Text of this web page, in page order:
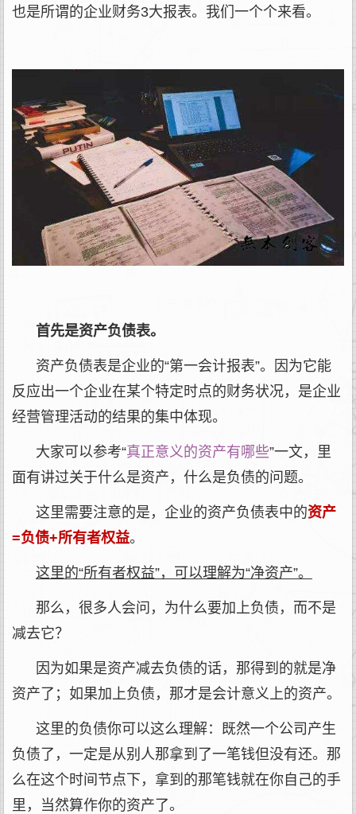
也是所谓的企业财务3大报表。我们一个个来看。
首先是资产负债表。
资产负债表是企业的“第一会计报表”。因为它能
反应出一个企业在某个特定时点的财务状况，是企业
经营管理活动的结果的集中体现。
大家可以参考“真正意义的资产有哪些”一文，里
面有讲过关于什么是资产，什么是负债的问题。
这里需要注意的是，企业的资产负债表中的资产
=负债+所有者权益。
这里的“所有者权益”，可以理解为“净资产”。
那么，很多人会问，为什么要加上负债，而不是
减去它？
因为如果是资产减去负债的话，那得到的就是净
资产了；如果加上负债，那才是会计意义上的资产。
这里的负债你可以这么理解：既然一个公司产生
负债了，一定是从别人那拿到了一笔钱但没有还。那
么在这个时间节点下，拿到的那笔钱就在你自己的手
里，当然算作你的资产了。